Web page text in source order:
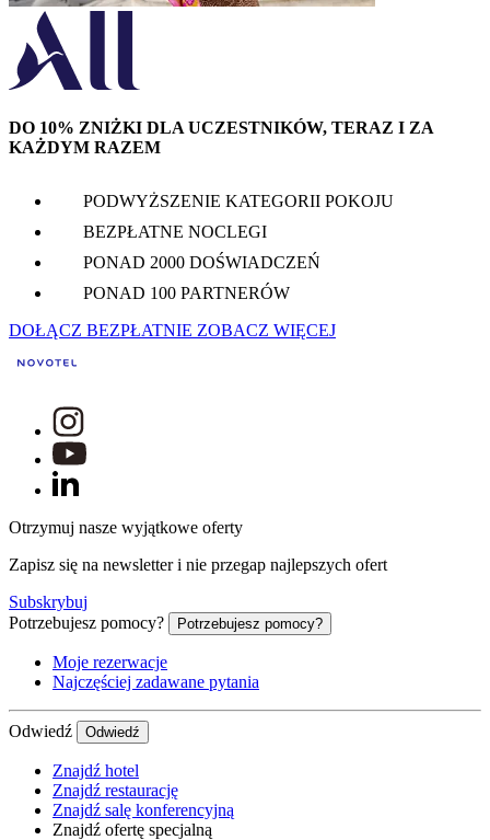
DO 10% ZNIŻKI DLA UCZESTNIKÓW, TERAZ I ZA
KAŻDYM RAZEM
PODWYŻSZENIE KATEGORII POKOJU
BEZPŁATNE NOCLEGI
PONAD 2000 DOŚWIADCZEŃ
PONAD 100 PARTNERÓW
DOŁĄCZ BEZPŁATNIE ZOBACZ WIĘCEJ
Otrzymuj nasze wyjątkowe oferty
Zapisz się na newsletter i nie przegap najlepszych ofert
Subskrybuj
Potrzebujesz pomocy?
Potrzebujesz pomocy?
Moje rezerwacje
Najczęściej zadawane pytania
Odwiedź Odwiedź
Znajdź hotel
Znajdź restaurację
Znajdź salę konferencyjną
Znajdź ofertę specjalną